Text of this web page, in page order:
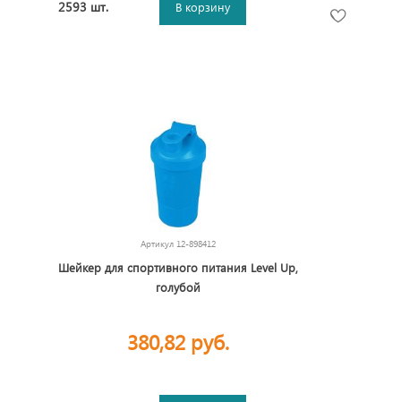
2593 шт. В корзину
Артикул 12-898412
Шейкер для спортивного питания Level Up,
голубой
380,82 руб.